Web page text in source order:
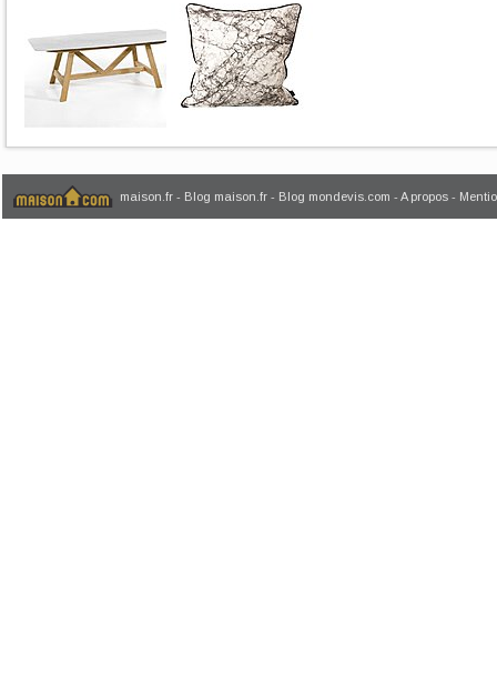
maison.fr - Blog maison.fr - Blog mondevis.com - A propos -